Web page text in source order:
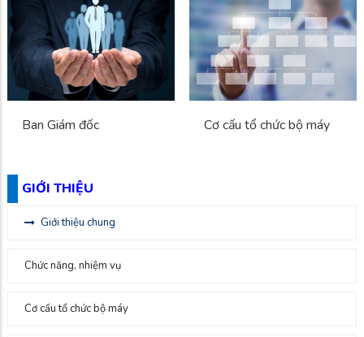
Ban Giám đốc Cơ cấu tổ chức bộ máy
GIỚI THIỆU
Giới thiệu chung
Chức năng, nhiệm vụ
Cơ cấu tổ chức bộ máy